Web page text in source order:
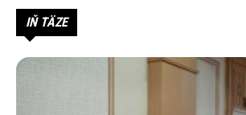
IŇ TÄZE